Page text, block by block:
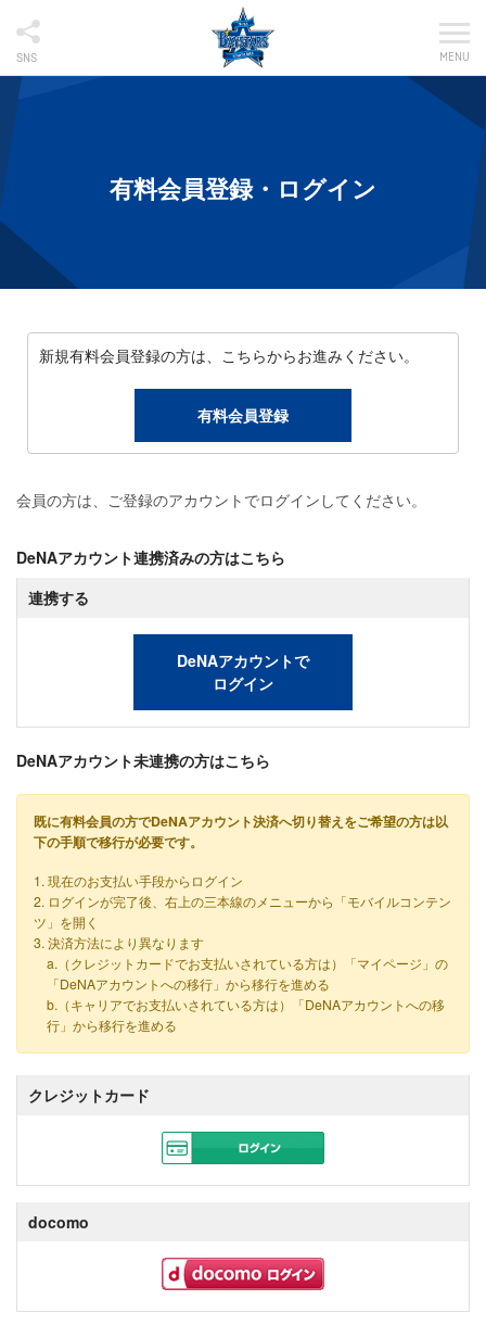
SNS MENU
有料会員登録・ログイン
新規有料会員登録の方は、こちらからお進みください。
有料会員登録
会員の方は、ご登録のアカウントでログインしてください。
DeNAアカウント連携済みの方はこちら
連携する
DeNAアカウントで
ログイン
DeNAアカウント未連携の方はこちら
既に有料会員の方でDeNAアカウント決済へ切り替えをご希望の方は以
下の手順で移行が必要です。
1. 現在のお支払い手段からログイン
2. ログインが完了後、右上の三本線のメニューから「モバイルコンテン
ツ」を開く
3. 決済方法により異なります
a.（クレジットカードでお支払いされている方は）「マイページ」の
「DeNAアカウントへの移行」から移行を進める
b.（キャリアでお支払いされている方は）「DeNAアカウントへの移
行」から移行を進める
クレジットカード
docomo